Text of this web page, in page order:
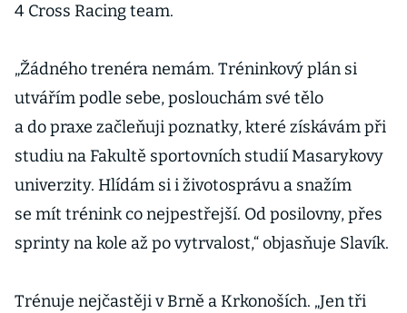
4 Cross Racing team.
„Žádného trenéra nemám. Tréninkový plán si
utvářím podle sebe, poslouchám své tělo
a do praxe začleňuji poznatky, které získávám při
studiu na Fakultě sportovních studií Masarykovy
univerzity. Hlídám si i životosprávu a snažím
se mít trénink co nejpestřejší. Od posilovny, přes
sprinty na kole až po vytrvalost,“ objasňuje Slavík.
Trénuje nejčastěji v Brně a Krkonoších. „Jen tři